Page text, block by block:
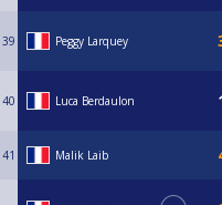
39 Peggy Larquey
40 Luca Berdaulon
41 Malik Laib